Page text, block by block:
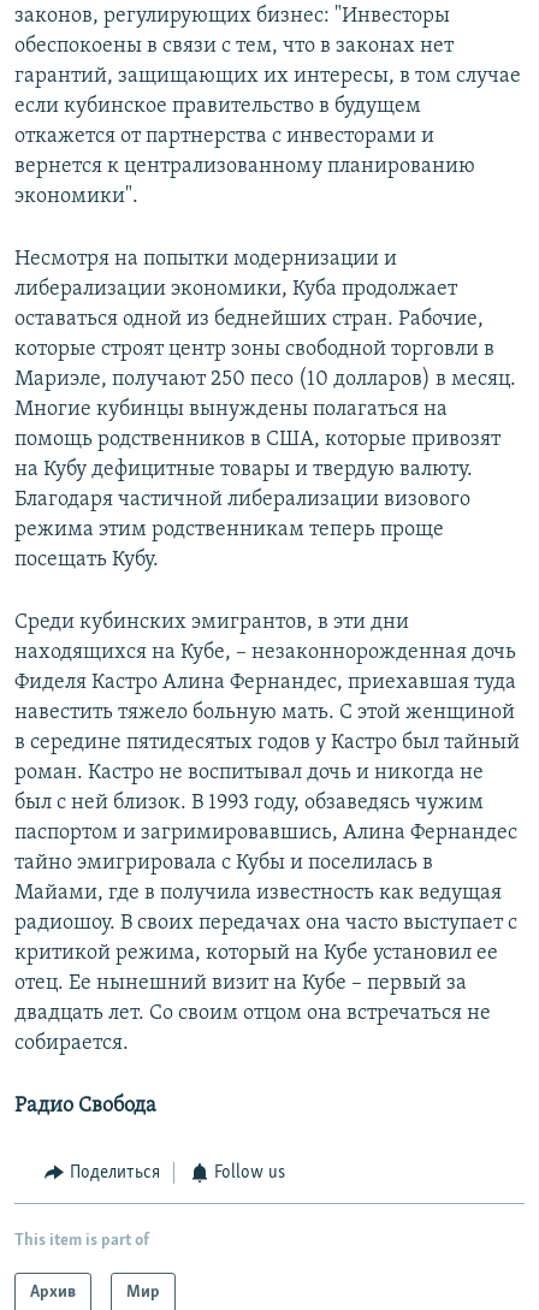
законов, регулирующих бизнес: "Инвесторы
обеспокоены в связи с тем, что в законах нет
гарантий, защищающих их интересы, в том случае
если кубинское правительство в будущем
откажется от партнерства с инвесторами и
вернется к централизованному планированию
экономики".
Несмотря на попытки модернизации и
либерализации экономики, Куба продолжает
оставаться одной из беднейших стран. Рабочие,
которые строят центр зоны свободной торговли в
Мариэле, получают 250 песо (10 долларов) в месяц.
Многие кубинцы вынуждены полагаться на
помощь родственников в США, которые привозят
на Кубу дефицитные товары и твердую валюту.
Благодаря частичной либерализации визового
режима этим родственникам теперь проще
посещать Кубу.
Среди кубинских эмигрантов, в эти дни
находящихся на Кубе, – незаконнорожденная дочь
Фиделя Кастро Алина Фернандес, приехавшая туда
навестить тяжело больную мать. С этой женщиной
в середине пятидесятых годов у Кастро был тайный
роман. Кастро не воспитывал дочь и никогда не
был с ней близок. В 1993 году, обзаведясь чужим
паспортом и загримировавшись, Алина Фернандес
тайно эмигрировала с Кубы и поселилась в
Майами, где в получила известность как ведущая
радиошоу. В своих передачах она часто выступает с
критикой режима, который на Кубе установил ее
отец. Ее нынешний визит на Кубе – первый за
двадцать лет. Со своим отцом она встречаться не
собирается.
Радио Свобода
Поделиться Follow us
This item is part of
Архив Мир